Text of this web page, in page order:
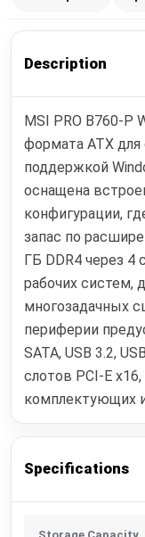
Description
MSI PRO B760-P
формата ATX для
поддержкой
оснащена
конфигурации,
запас по
ГБ DDR4 через 4
рабочих систем,
многозадачных
периферии
SATA, USB 3.2,
слотов PCI-E
комплектующих
Specifications